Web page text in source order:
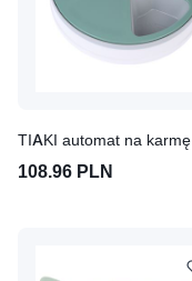
TIAKI automat na karmę
108.96 PLN